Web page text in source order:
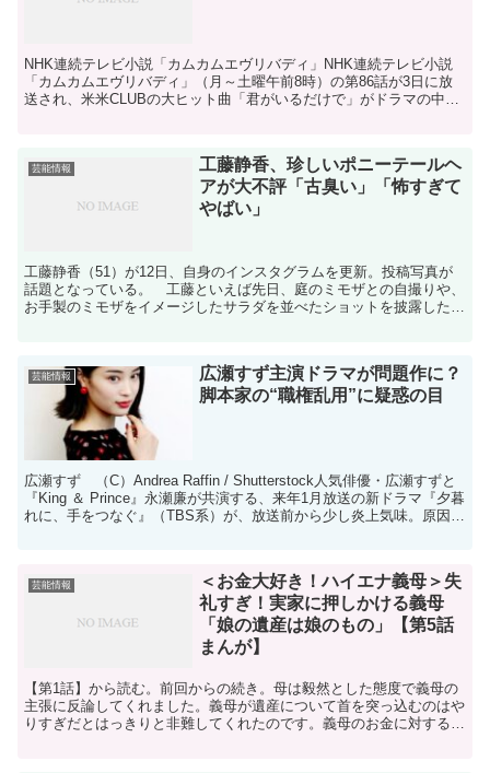
NHK連続テレビ小説「カムカムエヴリバディ」NHK連続テレビ小説
「カムカムエヴリバディ」（月～土曜午前8時）の第86話が3日に放
送され、米米CLUBの大ヒット曲「君がいるだけで」がドラマの中で
芸能情報
工藤静香、珍しいポニーテールヘ
アが大不評「古臭い」「怖すぎて
やばい」
工藤静香（51）が12日、自身のインスタグラムを更新。投稿写真が
話題となっている。 工藤といえば先日、庭のミモザとの自撮りや、
お手製のミモザをイメージしたサラダを並べたショットを披露したと
芸能情報
広瀬すず主演ドラマが問題作に？
脚本家の“職権乱用”に疑惑の目
広瀬すず （C）Andrea Raffin / Shutterstock人気俳優・広瀬すずと
『King ＆ Prince』永瀬廉が共演する、来年1月放送の新ドラマ『夕暮
れに、手をつなぐ』（TBS系）が、放送前から少し炎上気味。原因
芸能情報
＜お金大好き！ハイエナ義母＞失
礼すぎ！実家に押しかける義母
「娘の遺産は娘のもの」【第5話
まんが】
【第1話】から読む。前回からの続き。母は毅然とした態度で義母の
主張に反論してくれました。義母が遺産について首を突っ込むのはや
りすぎだとはっきりと非難してくれたのです。義母のお金に対する執